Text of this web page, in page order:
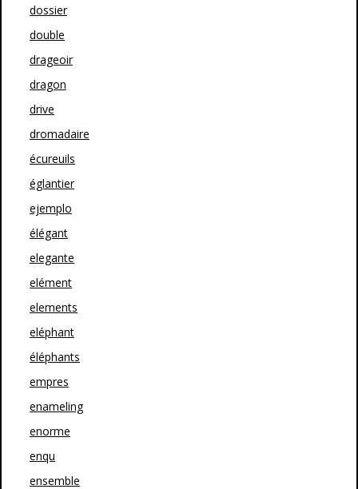
dossier
double
drageoir
dragon
drive
dromadaire
écureuils
églantier
ejemplo
élégant
elegante
elément
elements
eléphant
éléphants
empres
enameling
enorme
enqu
ensemble